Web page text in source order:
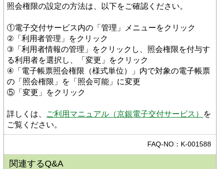
照会権限の設定の方法は、以下をご確認ください。
①電子交付サービス内の「管理」メニューをクリック
②「利用者管理」をクリック
③「利用者情報の管理」をクリックし、照会権限を付与す
る利用者を選択し、「変更」をクリック
④「電子帳票照会権限（様式単位）」内で対象の電子帳票
の「照会権限」を「照会可能」に変更
⑤「変更」をクリック
詳しくは、 ご利用マニュアル（京銀電子交付サービス）
を
ご覧ください。
FAQ-NO：K-001588
関連するQ&A